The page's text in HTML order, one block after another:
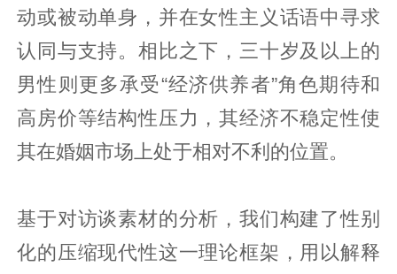
动或被动单身，并在女性主义话语中寻求
认同与支持。相比之下，三十岁及以上的
男性则更多承受“经济供养者”角色期待和
高房价等结构性压力，其经济不稳定性使
其在婚姻市场上处于相对不利的位置。
基于对访谈素材的分析，我们构建了性别
化的压缩现代性这一理论框架，用以解释